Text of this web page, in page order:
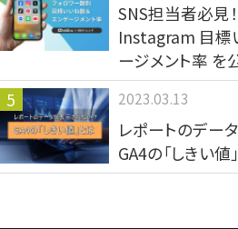
SNS担当者必見
Instagram 目標
ージメント率 を
2023.03.13
レポートのデー
GA4の「しきい値